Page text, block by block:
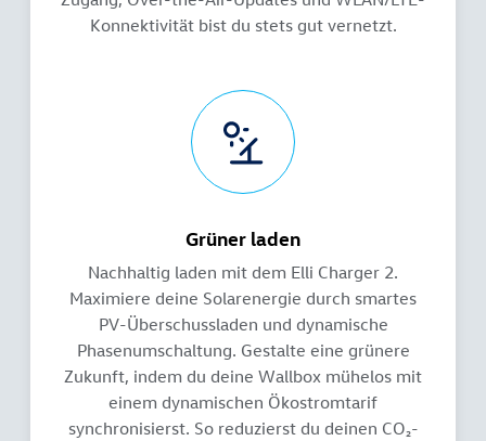
Konnektivität bist du stets gut vernetzt.
Grüner laden
Nachhaltig laden mit dem Elli Charger 2.
Maximiere deine Solarenergie durch smartes
PV-Überschussladen und dynamische
Phasenumschaltung. Gestalte eine grünere
Zukunft, indem du deine Wallbox mühelos mit
einem dynamischen Ökostromtarif
synchronisierst. So reduzierst du deinen CO₂-